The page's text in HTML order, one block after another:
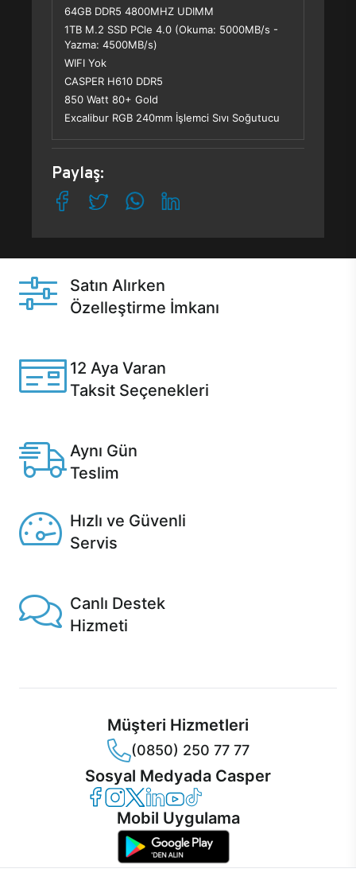
64GB DDR5 4800MHZ UDIMM
1TB M.2 SSD PCle 4.0 (Okuma: 5000MB/s -
Yazma: 4500MB/s)
WIFI Yok
CASPER H610 DDR5
850 Watt 80+ Gold
Excalibur RGB 240mm İşlemci Sıvı Soğutucu
Paylaş:
Satın Alırken
Özelleştirme İmkanı
12 Aya Varan
Taksit Seçenekleri
Aynı Gün
Teslim
Hızlı ve Güvenli
Servis
Canlı Destek
Hizmeti
Müşteri Hizmetleri
(0850) 250 77 77
Sosyal Medyada Casper
Casper Facebook
Casper Instagram
Casper Twitter
Casper LinkedIn
Casper YouTube
Casper TikTok
Mobil Uygulama